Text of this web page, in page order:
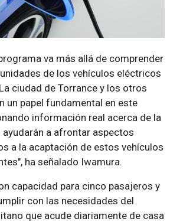
va más allá de comprender
de los vehículos eléctricos
ciudad de Torrance y los otros
un papel fundamental en este
información real acerca de la
ayudarán a afrontar aspectos
a la acaptación de estos vehículos
ha señalado Iwamura.
capacidad para cinco pasajeros y
con las necesidades del
que acude diariamente de casa